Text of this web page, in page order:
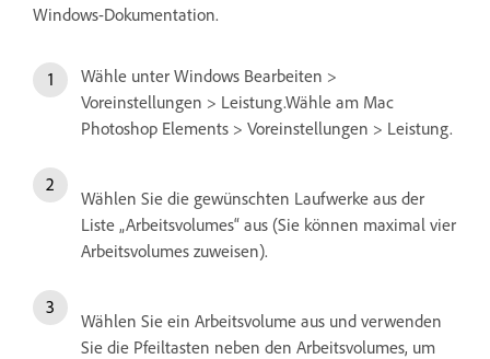
Windows-Dokumentation.
Wähle unter Windows Bearbeiten >
Voreinstellungen > Leistung.Wähle am Mac
Photoshop Elements > Voreinstellungen > Leistung.
Wählen Sie die gewünschten Laufwerke aus der
Liste „Arbeitsvolumes“ aus (Sie können maximal vier
Arbeitsvolumes zuweisen).
Wählen Sie ein Arbeitsvolume aus und verwenden
Sie die Pfeiltasten neben den Arbeitsvolumes, um